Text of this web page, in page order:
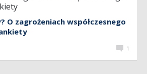
O zagrożeniach współczesnego
1